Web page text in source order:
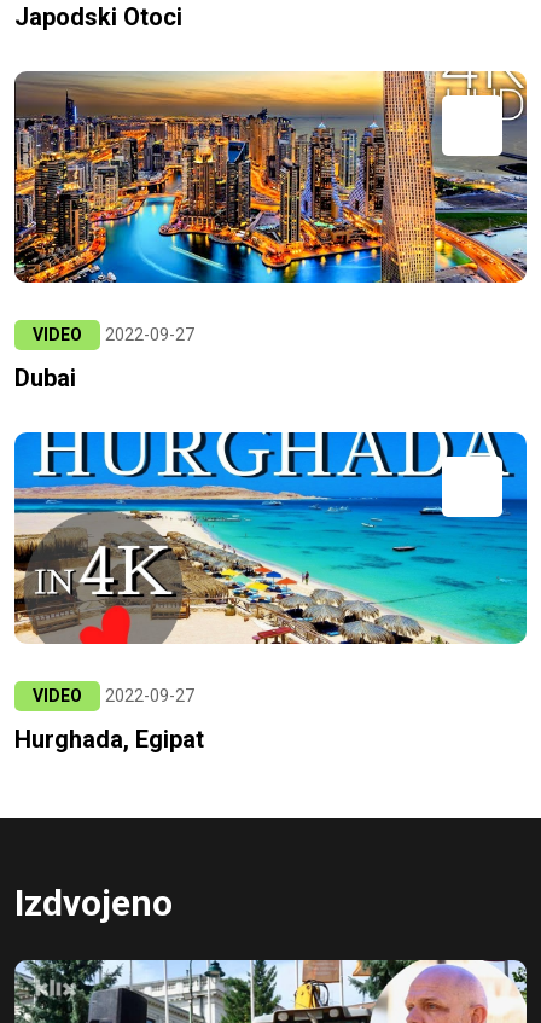
Japodski Otoci
VIDEO 2022-09-27
Dubai
VIDEO 2022-09-27
Hurghada, Egipat
Izdvojeno